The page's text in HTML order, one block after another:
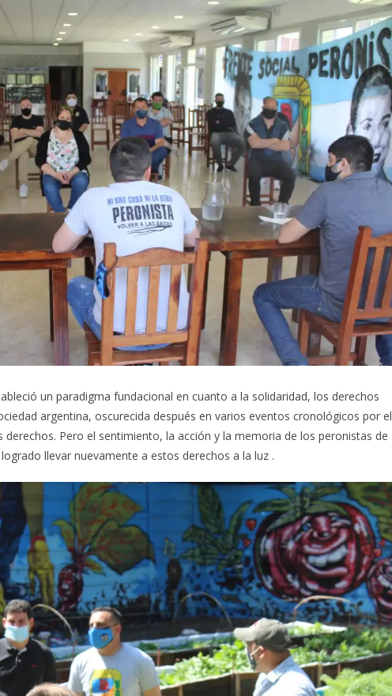
un paradigma fundacional en cuanto a la solidaridad, los derechos
argentina, oscurecida después en varios eventos cronológicos por el
Pero el sentimiento, la acción y la memoria de los peronistas de
llevar nuevamente a estos derechos a la luz .